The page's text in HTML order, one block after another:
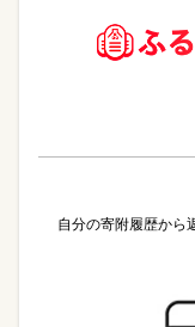
自分の寄附履歴から